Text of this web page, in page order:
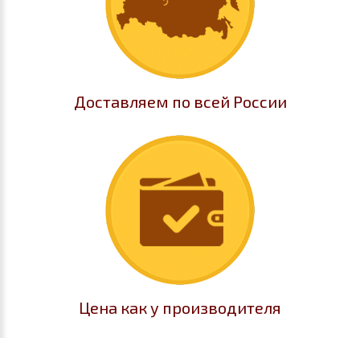
Доставляем по всей России
Цена как у производителя